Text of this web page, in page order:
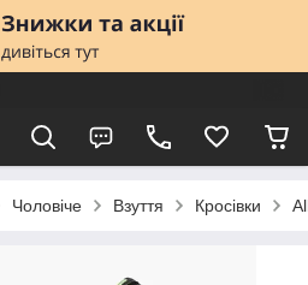
Чоловіче Взуття Кросівки